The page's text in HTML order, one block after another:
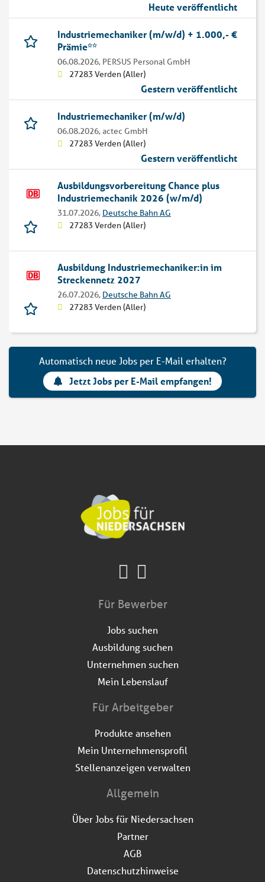
Heute veröffentlicht
Industriemechaniker (m/w/d) + 1.000,- €
Prämie**
06.08.2026, PERSUS Personal GmbH
27283 Verden (Aller)
Gestern veröffentlicht
Industriemechaniker (m/w/d)
06.08.2026,actec GmbH
27283 Verden (Aller)
Gestern veröffentlicht
Ausbildungsvorbereitung Chance plus
Industriemechanik 2026 (w/m/d)
31.07.2026, Deutsche Bahn AG
27283 Verden (Aller)
Ausbildung Industriemechaniker:in im
Streckennetz 2027
26.07.2026, Deutsche Bahn AG
27283 Verden (Aller)
Automatisch neue Jobs per E-Mail erhalten?
Jetzt Jobs per E-Mail empfangen!
Für Bewerber
Jobs suchen
Ausbildung suchen
Unternehmen suchen
Mein Lebenslauf
Für Arbeitgeber
Produkte ansehen
Mein Unternehmensprofil
Stellenanzeigen verwalten
Allgemein
Über Jobs für Niedersachsen
Partner
AGB
Datenschutzhinweise